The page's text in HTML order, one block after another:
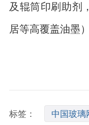
及辊筒印刷助剂
居等高覆盖油墨）
标签： 中国玻璃